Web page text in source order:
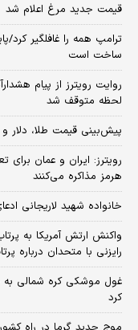
قیمت جدید مرغ اعلام شد
ترامپ همه را غافلگیر کرد/
ساخت است
روایت رویترز از پیام
لحظه متوقف شد
پیش‌بینی قیمت طلا، دلار و سکه
هرمز مذاکره می‌کنند
خانواده شهید لاریجانی
واکنش ارتش آمریکا به
رایزنی با متحدان درباره
غول موشکی کره شمالی
کرد